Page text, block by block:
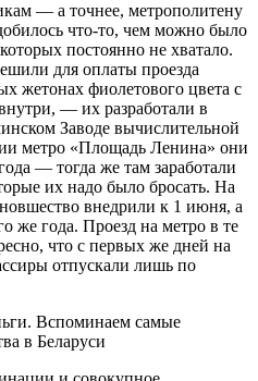
— а точнее, метрополитену
что-то, чем можно было
постоянно не хватало.
для оплаты проезда
жетонах фиолетового цвета с
— их разработали в
Заводе вычислительной
метро «Площадь Ленина» они
— тогда же там заработали
их надо было бросать. На
внедрили к 1 июня, а
же года. Проезд на метро в те
что с первых же дней на
отпускали лишь по